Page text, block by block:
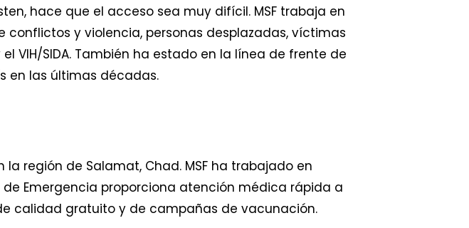
hace que el acceso sea muy difícil. MSF trabaja en
conflictos y violencia, personas desplazadas, víctimas
VIH/SIDA. También ha estado en la línea de frente de
en las últimas décadas.
la región de Salamat, Chad. MSF ha trabajado en
Emergencia proporciona atención médica rápida a
calidad gratuito y de campañas de vacunación.